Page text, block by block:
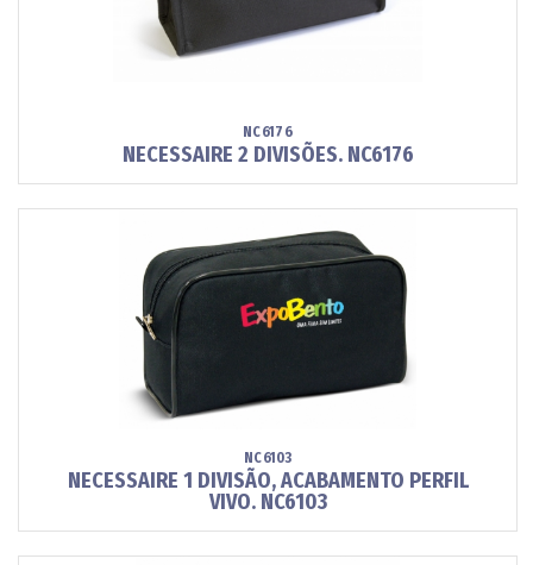
NC6176
NECESSAIRE 2 DIVISÕES. NC6176
NC6103
NECESSAIRE 1 DIVISÃO, ACABAMENTO PERFIL
VIVO. NC6103